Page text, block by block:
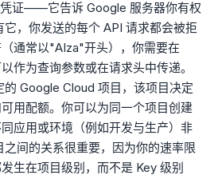
证——它告诉 Google 服务器你有权
，你发送的每个 API 请求都会被拒
通常以"AIza"开头），你需要在
作为查询参数或在请求头中传递。
Google Cloud 项目，该项目决定
用配额。你可以为同一个项目创建
应用或环境（例如开发与生产）非
间的关系很重要，因为你的速率限
生在项目级别，而不是 Key 级别